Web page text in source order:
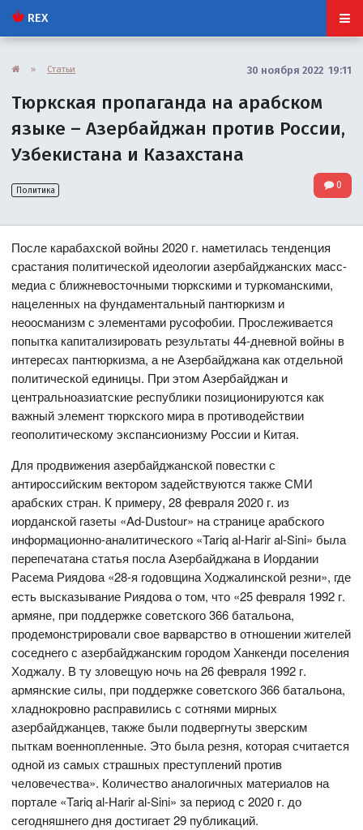
REX
» Статьи 30 ноября 2022 19:11
Тюркская пропаганда на арабском
языке – Азербайджан против России,
Узбекистана и Казахстана
Политика 0
После карабахской войны 2020 г. наметилась тенденция
срастания политической идеологии азербайджанских масс-
медиа с ближневосточными тюркскими и туркоманскими,
нацеленных на фундаментальный пантюркизм и
неоосманизм с элементами русофобии. Прослеживается
попытка капитализировать результаты 44-дневной войны в
интересах пантюркизма, а не Азербайджана как отдельной
политической единицы. При этом Азербайджан и
центральноазиатские республики позиционируются как
важный элемент тюркского мира в противодействии
геополитическому экспансионизму России и Китая.
Для продвижения азербайджанской повестки с
антироссийским вектором задействуются также СМИ
арабских стран. К примеру, 28 февраля 2020 г. из
иорданской газеты «Ad-Dustour» на странице арабского
информационно-аналитического «Tariq al-Harir al-Sini» была
перепечатана статья посла Азербайджана в Иордании
Расема Риядова «28-я годовщина Ходжалинской резни», где
есть высказывание Риядова о том, что «25 февраля 1992 г.
армяне, при поддержке советского 366 батальона,
продемонстрировали свое варварство в отношении жителей
соседнего с азербайджанским городом Ханкенди поселения
Ходжалу. В ту зловещую ночь на 26 февраля 1992 г.
армянские силы, при поддержке советского 366 батальона,
хладнокровно расправились с сотнями мирных
азербайджанцев, также были подвергнуты зверским
пыткам военнопленные. Это была резня, которая считается
одной из самых страшных преступлений против
человечества». Количество аналогичных материалов на
портале «Tariq al-Harir al-Sini» за период с 2020 г. до
сегодняшнего дня достигает 29 публикаций.